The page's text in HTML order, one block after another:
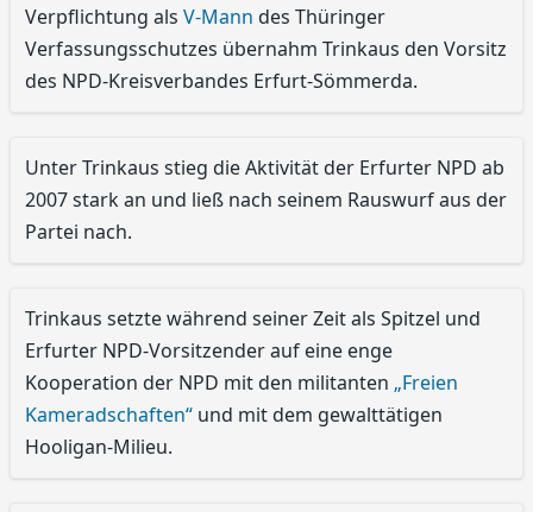
Verpflichtung als V-Mann des Thüringer
Verfassungsschutzes übernahm Trinkaus den Vorsitz
des NPD-Kreisverbandes Erfurt-Sömmerda.
Unter Trinkaus stieg die Aktivität der Erfurter NPD ab
2007 stark an und ließ nach seinem Rauswurf aus der
Partei nach.
Trinkaus setzte während seiner Zeit als Spitzel und
Erfurter NPD-Vorsitzender auf eine enge
Kooperation der NPD mit den militanten „Freien
Kameradschaften“ und mit dem gewalttätigen
Hooligan-Milieu.